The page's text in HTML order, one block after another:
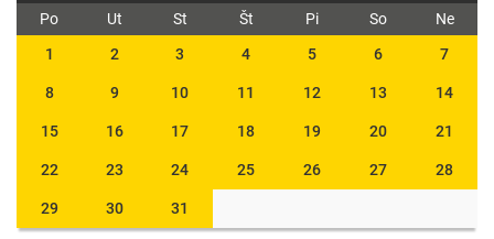
Po Ut St Št Pi So
Ne
1
2 3 4 5 6 7
8 9 10 11 12 13 14
15 16 17 18 19 20 21
22 23 24 25 26 27 28
29 30 31